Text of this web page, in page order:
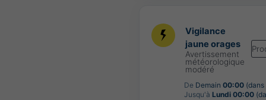
Vigilance
jaune orages
Avertissement
météorologique
modéré
De Demain 00:00
Jusqu'à Lundi 00:00